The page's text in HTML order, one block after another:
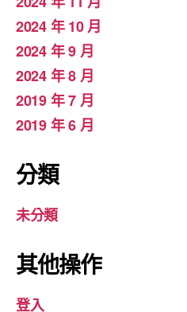
2024 年 10 月
2024 年 9 月
2024 年 8 月
2019 年 7 月
2019 年 6 月
分類
未分類
其他操作
登入